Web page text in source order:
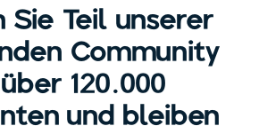
Sie Teil unserer
Community
120.000
und bleiben